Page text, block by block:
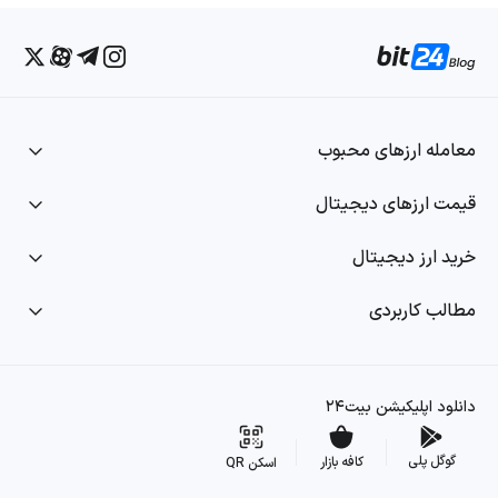
معامله ارزهای محبوب
قیمت ارزهای دیجیتال
خرید ارز دیجیتال
مطالب کاربردی
دانلود اپلیکیشن بیت۲۴
گوگل پلی کافه بازار اسکن QR